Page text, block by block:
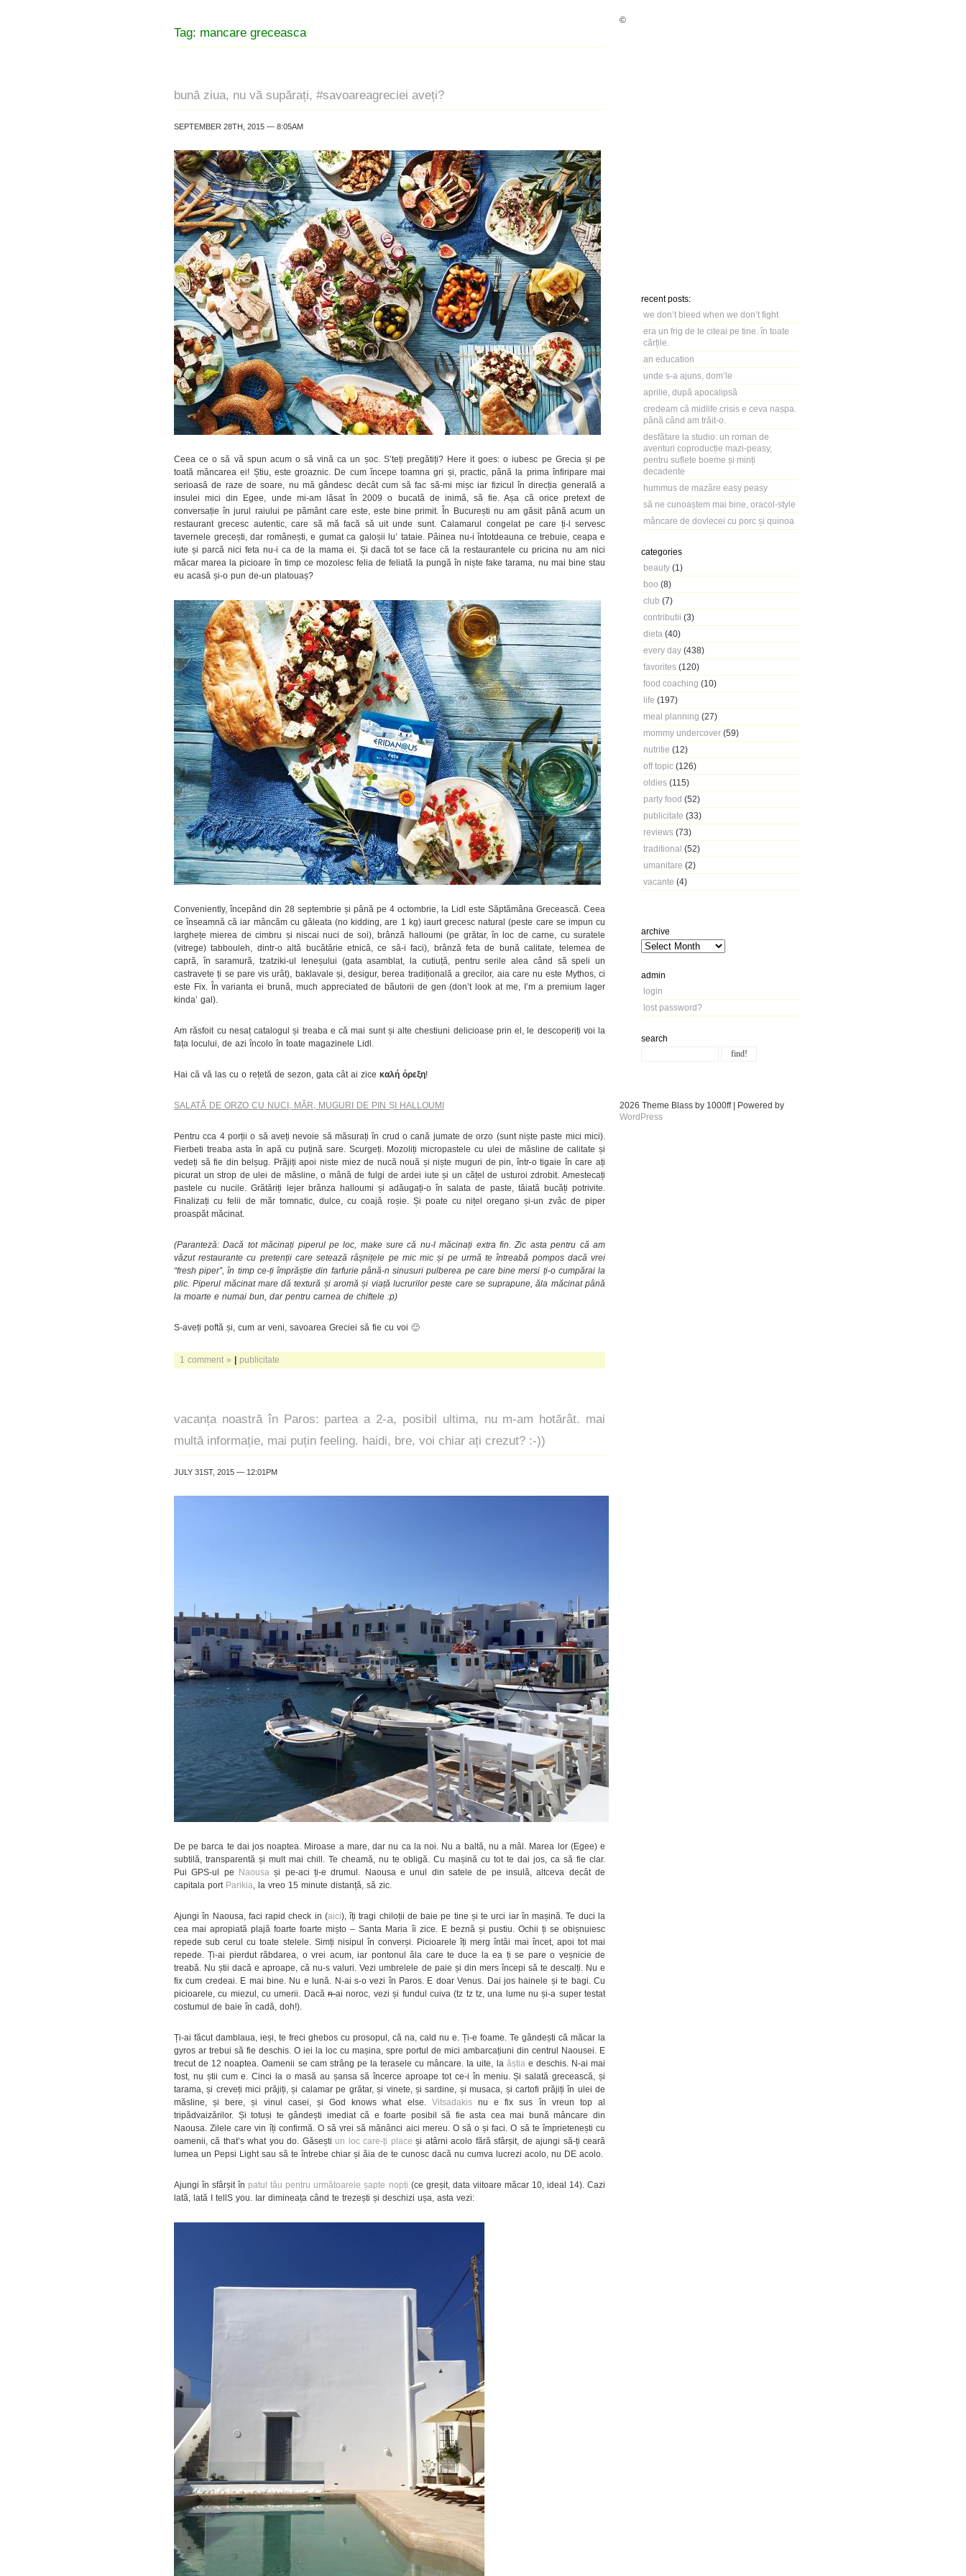
recent posts:
we don’t bleed when we don’t fight
era un frig de te citeai pe tine. în toate
cărțile.
an education
unde s-a ajuns, dom’le
aprilie, după apocalipsă
credeam că midlife crisis e ceva nașpa.
până când am trăit-o.
desfătare la studio: un roman de
aventuri coproducție mazi-peasy,
pentru suflete boeme și minți
decadente
hummus de mazăre easy peasy
să ne cunoaștem mai bine, oracol-style
mâncare de dovlecei cu porc și quinoa
categories
beauty (1)
boo (8)
club (7)
contributii (3)
dieta (40)
every day (438)
favorites (120)
food coaching (10)
life (197)
meal planning (27)
mommy undercover (59)
nutritie (12)
off topic (126)
oldies (115)
party food (52)
publicitate (33)
reviews (73)
traditional (52)
umanitare (2)
vacante (4)
archive
admin
login
lost password?
search
Tag: mancare greceasca
bună ziua, nu vă supărați, #savoareagreciei aveți?
SEPTEMBER 28TH, 2015 — 8:05AM
Ceea ce o să vă spun acum o să vină ca un șoc. S’teți pregătiți? Here it goes: o iubesc pe Grecia și pe
toată mâncarea ei! Știu, este groaznic. De cum începe toamna gri și, practic, până la prima înfiripare mai
serioasă de raze de soare, nu mă gândesc decât cum să fac să-mi mișc iar fizicul în direcția generală a
insulei mici din Egee, unde mi-am lăsat în 2009 o bucată de inimă, să fie. Așa că orice pretext de
conversație în jurul raiului pe pământ care este, este bine primit. În București nu am găsit până acum un
restaurant grecesc autentic, care să mă facă să uit unde sunt. Calamarul congelat pe care ți-l servesc
tavernele grecești, dar românești, e gumat ca galoșii lu’ tataie. Pâinea nu-i întotdeauna ce trebuie, ceapa e
iute și parcă nici feta nu-i ca de la mama ei. Și dacă tot se face că la restaurantele cu pricina nu am nici
măcar marea la picioare în timp ce mozolesc felia de feliată la pungă în niște fake tarama, nu mai bine stau
eu acasă și-o pun de-un platouaș?
Conveniently, începând din 28 septembrie și până pe 4 octombrie, la Lidl este Săptămâna Grecească. Ceea
ce înseamnă că iar mâncăm cu găleata (no kidding, are 1 kg) iaurt grecesc natural (peste care se impun cu
larghețe mierea de cimbru și niscai nuci de soi), brânză halloumi (pe grătar, în loc de carne, cu suratele
(vitrege) tabbouleh, dintr-o altă bucătărie etnică, ce să-i faci), brânză feta de bună calitate, telemea de
capră, în saramură, tzatziki-ul leneșului (gata asamblat, la cutiuță, pentru serile alea când să speli un
castravete ți se pare vis urât), baklavale și, desigur, berea tradițională a grecilor, aia care nu este Mythos, ci
este Fix. În varianta ei brună, much appreciated de băutorii de gen (don’t look at me, I’m a premium lager
kinda’ gal).
Am răsfoit cu nesaț catalogul și treaba e că mai sunt și alte chestiuni delicioase prin el, le descoperiți voi la
fața locului, de azi încolo în toate magazinele Lidl.
Hai că vă las cu o rețetă de sezon, gata cât ai zice καλή όρεξη!
SALATĂ DE ORZO CU NUCI, MĂR, MUGURI DE PIN ȘI HALLOUMI
Pentru cca 4 porții o să aveți nevoie să măsurați în crud o cană jumate de orzo (sunt niște paste mici mici).
Fierbeti treaba asta în apă cu puțină sare. Scurgeți. Mozoliți micropastele cu ulei de măsline de calitate și
vedeți să fie din belșug. Prăjiți apoi niste miez de nucă nouă și niște muguri de pin, într-o tigaie în care ați
picurat un strop de ulei de măsline, o mână de fulgi de ardei iute și un cățel de usturoi zdrobit. Amestecați
pastele cu nucile. Grătăriți lejer brânza halloumi și adăugați-o în salata de paste, tăiată bucăți potrivite.
Finalizați cu felii de măr tomnatic, dulce, cu coajă roșie. Și poate cu nițel oregano și-un zvâc de piper
proaspăt măcinat.
(Paranteză: Dacă tot măcinați piperul pe loc, make sure că nu-l măcinați extra fin. Zic asta pentru că am
văzut restaurante cu pretenții care setează râșnițele pe mic mic și pe urmă te întreabă pompos dacă vrei
“fresh piper”, în timp ce-ți împrăștie din farfurie până-n sinusuri pulberea pe care bine mersi ți-o cumpărai la
plic. Piperul măcinat mare dă textură și aromă și viață lucrurilor peste care se suprapune, ăla măcinat până
la moarte e numai bun, dar pentru carnea de chiftele :p)
S-aveți poftă și, cum ar veni, savoarea Greciei să fie cu voi 🙂
1 comment » | publicitate
vacanța noastră în Paros: partea a 2-a, posibil ultima, nu m-am hotărât. mai
multă informație, mai puțin feeling. haidi, bre, voi chiar ați crezut? :-))
JULY 31ST, 2015 — 12:01PM
De pe barca te dai jos noaptea. Miroase a mare, dar nu ca la noi. Nu a baltă, nu a mâl. Marea lor (Egee) e
subtilă, transparentă și mult mai chill. Te cheamă, nu te obligă. Cu mașină cu tot te dai jos, ca să fie clar.
Pui GPS-ul pe Naousa și pe-aci ți-e drumul. Naousa e unul din satele de pe insulă, altceva decât de
capitala port Parikia , la vreo 15 minute distanță, să zic.
Ajungi în Naousa, faci rapid check in (aici), îți tragi chiloții de baie pe tine și te urci iar în mașină. Te duci la
cea mai apropiată plajă foarte foarte mișto – Santa Maria îi zice. E beznă și pustiu. Ochii ți se obișnuiesc
repede sub cerul cu toate stelele. Simți nisipul în converși. Picioarele îți merg întâi mai încet, apoi tot mai
repede. Ți-ai pierdut răbdarea, o vrei acum, iar pontonul ăla care te duce la ea ți se pare o veșnicie de
treabă. Nu știi dacă e aproape, că nu-s valuri. Vezi umbrelele de paie și din mers începi să te descalți. Nu e
fix cum credeai. E mai bine. Nu e lună. N-ai s-o vezi în Paros. E doar Venus. Dai jos hainele și te bagi. Cu
picioarele, cu miezul, cu umerii. Dacăn-ai noroc, vezi și fundul cuiva (tz tz tz, una lume nu și-a super testat
costumul de baie în cadă, doh!).
Ți-ai făcut damblaua, ieși, te freci ghebos cu prosopul, că na, cald nu e. Ți-e foame. Te gândești că măcar la
gyros ar trebui să fie deschis. O iei la loc cu mașina, spre portul de mici ambarcațiuni din centrul Naousei. E
trecut de 12 noaptea. Oamenii se cam strâng pe la terasele cu mâncare. Ia uite, la ăștia e deschis. N-ai mai
fost, nu știi cum e. Cinci la o masă au șansa să încerce aproape tot ce-i în meniu. Și salată grecească, și
tarama, și creveți mici prăjiți, și calamar pe grătar, și vinete, și sardine, și musaca, și cartofi prăjiți în ulei de
măsline, și bere, și vinul casei, și God knows what else. Vitsadakisnu e fix sus în vreun top al
tripădvaizărilor. Și totuși te gândești imediat că e foarte posibil să fie asta cea mai bună mâncare din
Naousa. Zilele care vin îți confirmă. O să vrei să mănânci aici mereu. O să o și faci. O să te împrietenești cu
oamenii, că that’s what you do. Găsești un loc care-ți place și atârni acolo fără sfârșit, de ajungi să-ți ceară
lumea un Pepsi Light sau să te întrebe chiar și ăia de te cunosc dacă nu cumva lucrezi acolo, nu DE acolo.
Ajungi în sfârșit în patul tău pentru următoarele șapte nopți (ce greșit, data viitoare măcar 10, ideal 14). Cazi
lată, lată I tellS you. Iar dimineața când te trezești și deschizi ușa, asta vezi:
©
2026 Theme Blass by 1000ff | Powered by
WordPress